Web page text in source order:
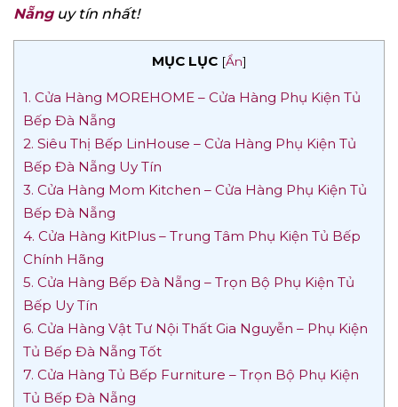
Nẵnguy tín nhất!
MỤC LỤC [Ẩn]
1. Cửa Hàng MOREHOME – Cửa Hàng Phụ Kiện Tủ
Bếp Đà Nẵng
2. Siêu Thị Bếp LinHouse – Cửa Hàng Phụ Kiện Tủ
Bếp Đà Nẵng Uy Tín
3. Cửa Hàng Mom Kitchen – Cửa Hàng Phụ Kiện Tủ
Bếp Đà Nẵng
4. Cửa Hàng KitPlus – Trung Tâm Phụ Kiện Tủ Bếp
Chính Hãng
5. Cửa Hàng Bếp Đà Nẵng – Trọn Bộ Phụ Kiện Tủ
Bếp Uy Tín
6. Cửa Hàng Vật Tư Nội Thất Gia Nguyễn – Phụ Kiện
Tủ Bếp Đà Nẵng Tốt
7. Cửa Hàng Tủ Bếp Furniture – Trọn Bộ Phụ Kiện
Tủ Bếp Đà Nẵng